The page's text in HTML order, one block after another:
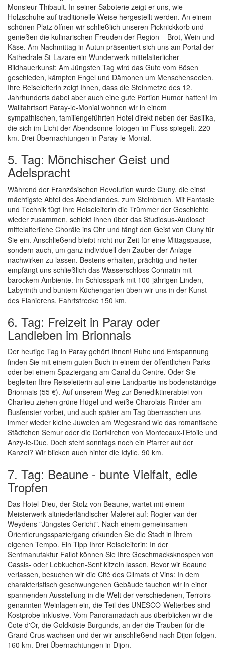
Monsieur Thibault. In seiner Saboterie zeigt er uns, wie
Holzschuhe auf traditionelle Weise hergestellt werden. An einem
schönen Platz öffnen wir schließlich unseren Picknickkorb und
genießen die kulinarischen Freuden der Region – Brot, Wein und
Käse. Am Nachmittag in Autun präsentiert sich uns am Portal der
Kathedrale St-Lazare ein Wunderwerk mittelalterlicher
Bildhauerkunst: Am Jüngsten Tag wird das Gute vom Bösen
geschieden, kämpfen Engel und Dämonen um Menschenseelen.
Ihre Reiseleiterin zeigt Ihnen, dass die Steinmetze des 12.
Jahrhunderts dabei aber auch eine gute Portion Humor hatten! Im
Wallfahrtsort Paray-le-Monial wohnen wir in einem
sympathischen, familiengeführten Hotel direkt neben der Basilika,
die sich im Licht der Abendsonne fotogen im Fluss spiegelt. 220
km. Drei Übernachtungen in Paray-le-Monial.
5. Tag: Mönchischer Geist und
Adelspracht
Während der Französischen Revolution wurde Cluny, die einst
mächtigste Abtei des Abendlandes, zum Steinbruch. Mit Fantasie
und Technik fügt Ihre Reiseleiterin die Trümmer der Geschichte
wieder zusammen, schickt Ihnen über das Studiosus-Audioset
mittelalterliche Choräle ins Ohr und fängt den Geist von Cluny für
Sie ein. Anschließend bleibt nicht nur Zeit für eine Mittagspause,
sondern auch, um ganz individuell den Zauber der Anlage
nachwirken zu lassen. Bestens erhalten, prächtig und heiter
empfängt uns schließlich das Wasserschloss Cormatin mit
barockem Ambiente. Im Schlosspark mit 100-jährigen Linden,
Labyrinth und buntem Küchengarten üben wir uns in der Kunst
des Flanierens. Fahrtstrecke 150 km.
6. Tag: Freizeit in Paray oder
Landleben im Brionnais
Der heutige Tag in Paray gehört Ihnen! Ruhe und Entspannung
finden Sie mit einem guten Buch in einem der öffentlichen Parks
oder bei einem Spaziergang am Canal du Centre. Oder Sie
begleiten Ihre Reiseleiterin auf eine Landpartie ins bodenständige
Brionnais (55 €). Auf unserem Weg zur Benediktinerabtei von
Charlieu ziehen grüne Hügel und weiße Charolais-Rinder am
Busfenster vorbei, und auch später am Tag überraschen uns
immer wieder kleine Juwelen am Wegesrand wie das romantische
Städtchen Semur oder die Dorfkirchen von Montceaux-l’Etoile und
Anzy-le-Duc. Doch steht sonntags noch ein Pfarrer auf der
Kanzel? Wir blicken auch hinter die Idylle. 90 km.
7. Tag: Beaune - bunte Vielfalt, edle
Tropfen
Das Hotel-Dieu, der Stolz von Beaune, wartet mit einem
Meisterwerk altniederländischer Malerei auf: Rogier van der
Weydens "Jüngstes Gericht". Nach einem gemeinsamen
Orientierungsspaziergang erkunden Sie die Stadt in Ihrem
eigenen Tempo. Ein Tipp Ihrer Reiseleiterin: In der
Senfmanufaktur Fallot können Sie Ihre Geschmacksknospen von
Cassis- oder Lebkuchen-Senf kitzeln lassen. Bevor wir Beaune
verlassen, besuchen wir die Cité des Climats et Vins: In dem
charakteristisch geschwungenen Gebäude tauchen wir in einer
spannenden Ausstellung in die Welt der verschiedenen, Terroirs
genannten Weinlagen ein, die Teil des UNESCO-Welterbes sind -
Kostprobe inklusive. Vom Panoramadach aus überblicken wir die
Cote d'Or, die Goldküste Burgunds, an der die Trauben für die
Grand Crus wachsen und der wir anschließend nach Dijon folgen.
160 km. Drei Übernachtungen in Dijon.